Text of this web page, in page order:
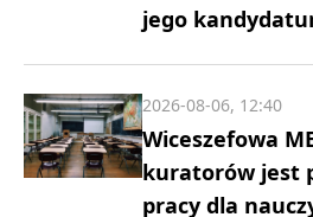
jego
Wiceszefowa
kuratorów jest
pracy dla
2026-08-06, 12:40